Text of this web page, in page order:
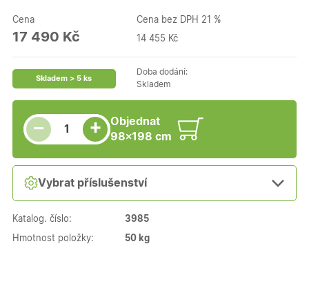
Cena
17 490 Kč
Cena bez DPH 21 %
14 455 Kč
Skladem > 5 ks
Doba dodání:
Skladem
−
Snížit množství
Počet kusů +
Zvýšit množství
Objednat
98×198 cm
Vybrat příslušenství
Katalog. číslo: 3985
Hmotnost položky: 50 kg